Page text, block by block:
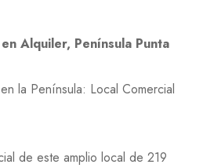
Alquiler, Península Punta
la Península: Local Comercial
de este amplio local de 219